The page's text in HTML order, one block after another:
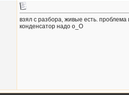
взял с разбора, живые есть. проблема
конденсатор надо о_О